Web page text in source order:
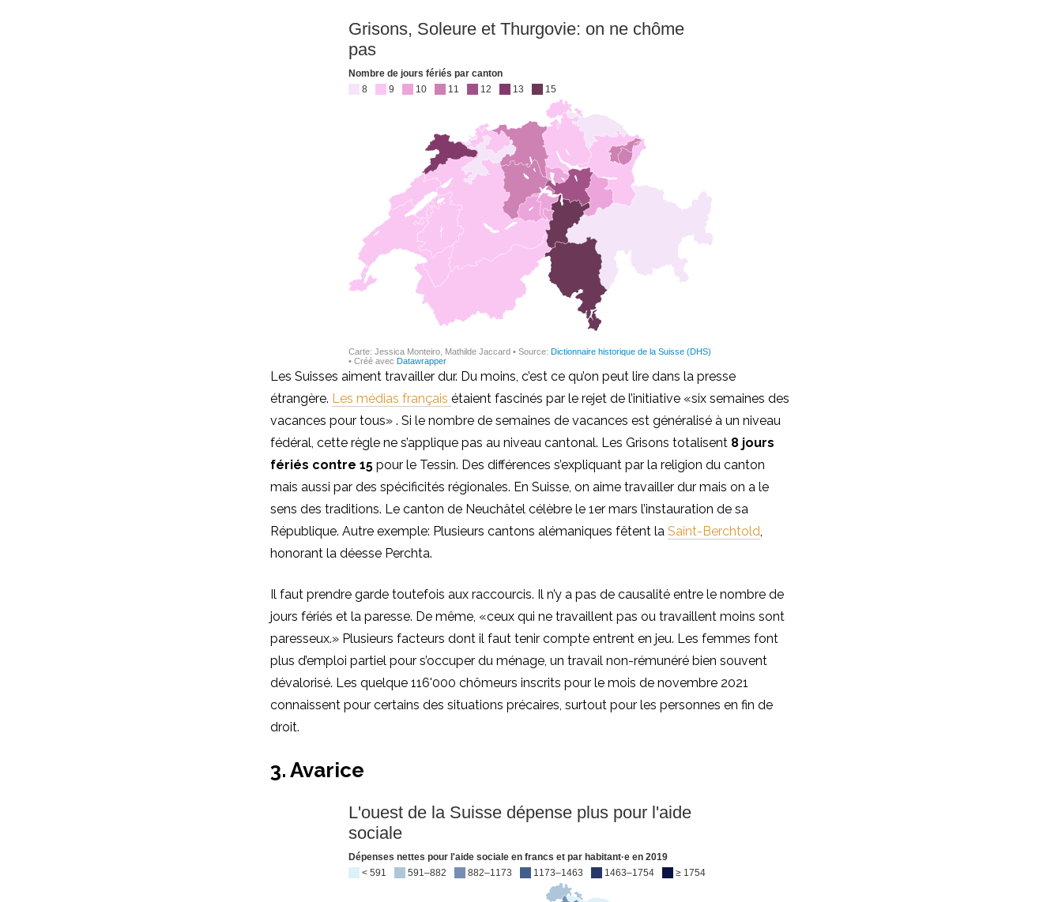
Les Suisses aiment travailler dur. Du moins, c’est ce qu’on peut lire dans la presse
étrangère. Les médias français étaient fascinés par le rejet de l’initiative «six semaines des
vacances pour tous» . Si le nombre de semaines de vacances est généralisé à un niveau
fédéral, cette règle ne s’applique pas au niveau cantonal. Les Grisons totalisent 8 jours
fériés contre 15 pour le Tessin. Des différences s’expliquant par la religion du canton
mais aussi par des spécificités régionales. En Suisse, on aime travailler dur mais on a le
sens des traditions. Le canton de Neuchâtel célèbre le 1er mars l’instauration de sa
République. Autre exemple: Plusieurs cantons alémaniques fêtent la Saint-Berchtold,
honorant la déesse Perchta.
Il faut prendre garde toutefois aux raccourcis. Il n’y a pas de causalité entre le nombre de
jours fériés et la paresse. De même, «ceux qui ne travaillent pas ou travaillent moins sont
paresseux.» Plusieurs facteurs dont il faut tenir compte entrent en jeu. Les femmes font
plus d’emploi partiel pour s’occuper du ménage, un travail non-rémunéré bien souvent
dévalorisé. Les quelque 116'000 chômeurs inscrits pour le mois de novembre 2021
connaissent pour certains des situations précaires, surtout pour les personnes en fin de
droit.
3. Avarice